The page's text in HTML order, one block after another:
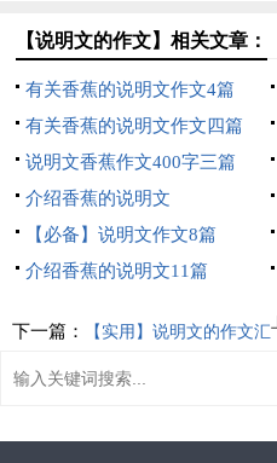
【说明文的作文】相关文章：
有关香蕉的说明文作文4篇
有关香蕉的说明文作文四篇
说明文香蕉作文400字三篇
介绍香蕉的说明文
【必备】说明文作文8篇
介绍香蕉的说明文11篇
下一篇： 【实用】说明文的作文汇